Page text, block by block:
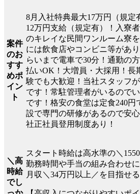
案件
のお
すす
めポ
イン
ト
8月入社特典最大17万円（規定
12万円支給（規定有）！入寮
のキレイな民間ワンルーム寮
には飲食店やコンビニ等があ
らいまで電車で30分！通勤の
払いOK！大増員・大採用！長
験でも大歓迎！当社スタッフ
です！常駐管理者がいるので
です！格安の食堂は定食240円
設で専門の研修があるので安
社正社員登用制度あり！
＼高
時給
でし
スタート時給は高水準の＼1550
勤務時間や手当の組み合わせに
月収＼34万円以上／を目指せ